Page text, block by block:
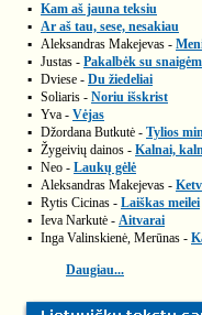
▪ Kam aš jauna teksiu
▪ Ar aš tau, sese, nesakiau
▪ Aleksandras Makejevas -
▪ Justas - Pakalbėk su snaigėm
▪ Dviese - Du žiedeliai
▪ Soliaris - Noriu išskrist
▪ Yva - Vėjas
▪ Džordana Butkutė - Tylios
▪ Žygeivių dainos - Kalnai,
▪ Neo - Laukų gėlė
▪ Aleksandras Makejevas -
▪ Rytis Cicinas - Laiškas meilei
▪ Ieva Narkutė - Aitvarai
▪ Inga Valinskienė, Merūnas -
Daugiau...